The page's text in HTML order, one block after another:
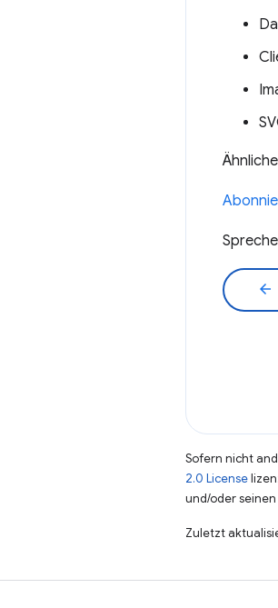
arrow_back
Sofern nicht
2.0 License
und/oder
Zuletzt